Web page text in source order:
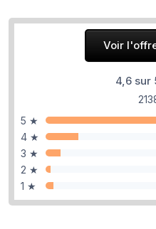
Voir
4,6 sur
5 ★
4 ★
3 ★
2 ★
1 ★